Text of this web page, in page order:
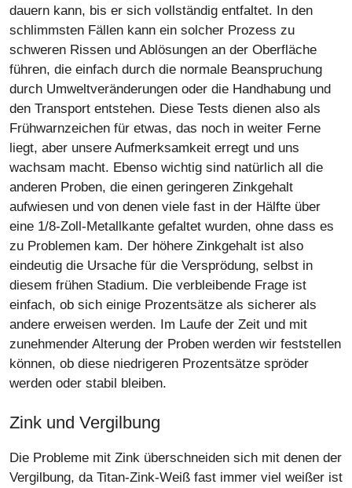
dauern kann, bis er sich vollständig entfaltet. In den
schlimmsten Fällen kann ein solcher Prozess zu
schweren Rissen und Ablösungen an der Oberfläche
führen, die einfach durch die normale Beanspruchung
durch Umweltveränderungen oder die Handhabung und
den Transport entstehen. Diese Tests dienen also als
Frühwarnzeichen für etwas, das noch in weiter Ferne
liegt, aber unsere Aufmerksamkeit erregt und uns
wachsam macht. Ebenso wichtig sind natürlich all die
anderen Proben, die einen geringeren Zinkgehalt
aufwiesen und von denen viele fast in der Hälfte über
eine 1/8-Zoll-Metallkante gefaltet wurden, ohne dass es
zu Problemen kam. Der höhere Zinkgehalt ist also
eindeutig die Ursache für die Versprödung, selbst in
diesem frühen Stadium. Die verbleibende Frage ist
einfach, ob sich einige Prozentsätze als sicherer als
andere erweisen werden. Im Laufe der Zeit und mit
zunehmender Alterung der Proben werden wir feststellen
können, ob diese niedrigeren Prozentsätze spröder
werden oder stabil bleiben.
Zink und Vergilbung
Die Probleme mit Zink überschneiden sich mit denen der
Vergilbung, da Titan-Zink-Weiß fast immer viel weißer ist